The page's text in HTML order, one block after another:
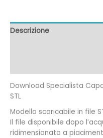
Descrizione
Download Specialista
STL
Modello scaricabile in file
Il file disponibile dopo
ridimensionato a